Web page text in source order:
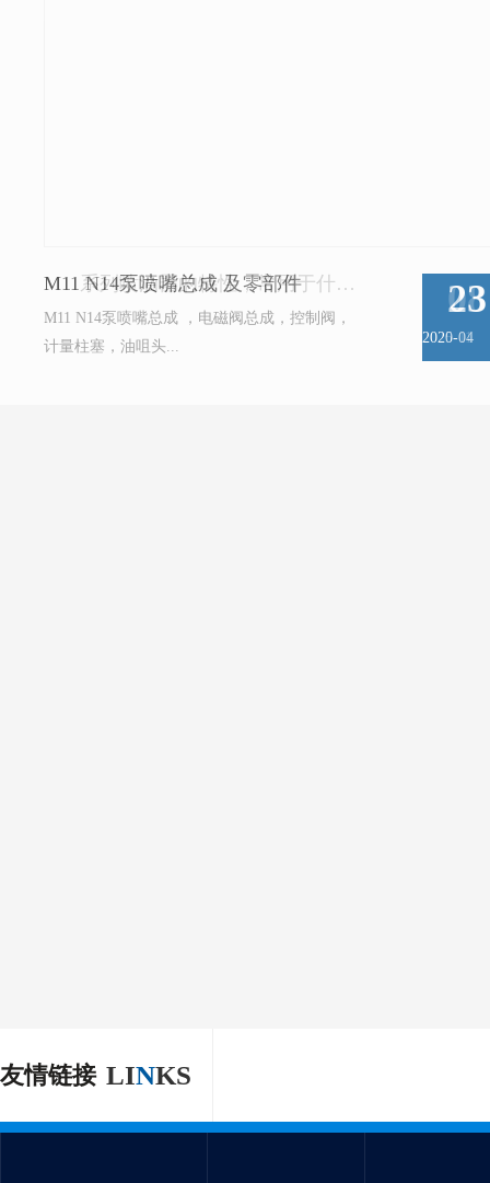
2020-04
23
M11 N14泵喷嘴总成 及零部件
M11 N14泵喷嘴总成 ，电磁阀总成，控制阀，
计量柱塞，油咀头...
友情链接 LINKS